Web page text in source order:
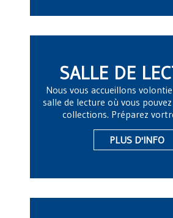
SALLE DE
Nous vous accueillons
salle de lecture où vous
collections. Préparez
PLUS D'INFO